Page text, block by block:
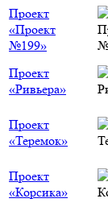
Проект
«Проект
№199»
Проект
«Ривьера»
Проект
«Теремок»
Проект
«Корсика»